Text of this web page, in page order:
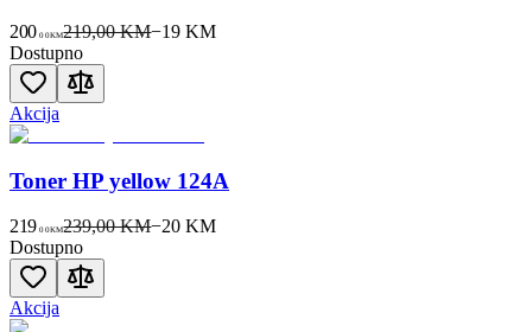
200 00KM219,00 KM−19 KM
Dostupno
Akcija
Toner HP yellow 124A
219 00KM239,00 KM−20 KM
Dostupno
Akcija